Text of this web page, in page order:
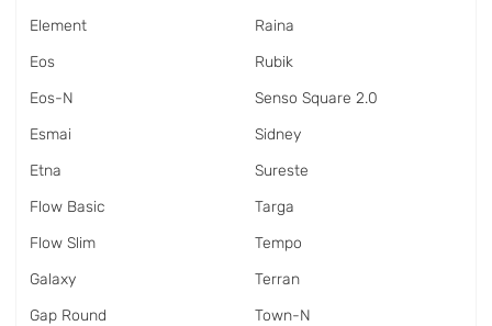
Element
Eos
Eos-N
Esmai
Etna
Flow Basic
Flow Slim
Galaxy
Gap Round
Raina
Rubik
Senso Square 2.0
Sidney
Sureste
Targa
Tempo
Terran
Town-N